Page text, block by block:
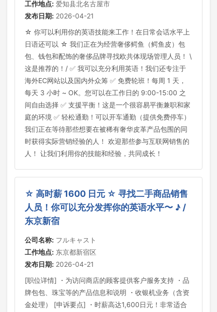
工作地点: 爱知县北名古屋市
发布日期: 2026-04-21
☆ 你可以利用你的英语技能来工作！在日常会话水平上
日语还可以 ☆ 我们正在为经营奢侈鳄鱼（鳄鱼皮）包
包、钱包和配饰的奢侈品牌寻找欧共体现场管理人员！ \
这是推荐的！/ ✅ 我可以充分利用英语！我们还专注于
海外EC网站以及国内外众筹 ✅ 免费轮班！每周 1 天，
每天 3 小时 ~ OK。您可以在工作日的 9:00-15:00 之
间自由选择 ✅ 支援平衡！这是一个很容易平衡兼职和家
庭的环境 ✅ 轻松通勤！可以开车通勤（提供免费停车）
我们正在等待那些想要在被稀有奢华皮革产品包围的同
时获得实际营销经验的人！ 欢迎那些参与互联网销售的
人！ 让我们利用你的技能和经验，共同成长！
☆ 高时薪 1600 日元 ☆ 寻找二手商品销售
人员！你可以充分发挥你的英语水平〜 ♪ /
东京新宿
公司名称: フルキャスト
工作地点: 东京都新宿区
发布日期: 2026-04-21
[职位详情] ・为访问商店的顾客提供客户服务支持 ・品
牌包包、珠宝等的产品信息和说明 ・收银机业务（含资
金处理） [申诉要点] ・时薪高达1,600日元！非常适合